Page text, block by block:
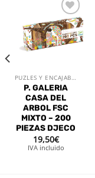
Añadir
a la
lista de
deseos
PUZLES Y ENCAJABLES
P. GALERIA
CASA DEL
ARBOL FSC
MIXTO – 200
PIEZAS DJECO
19,50€
IVA incluido